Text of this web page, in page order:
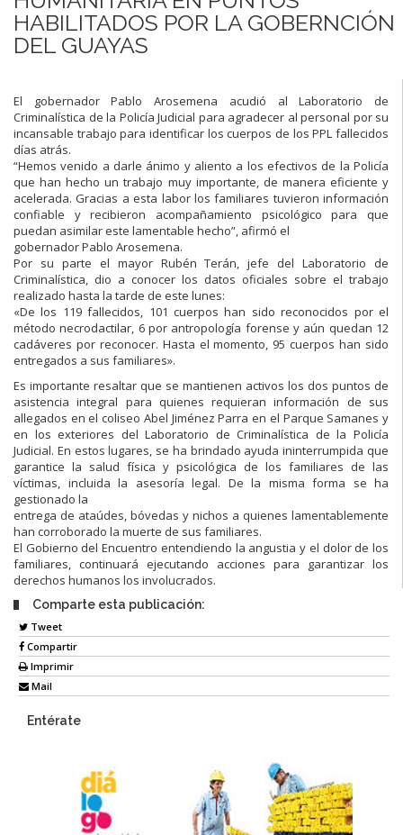
HABILITADOS POR LA GOBERNCIÓN
DEL GUAYAS
El gobernador Pablo Arosemena acudió al Laboratorio de
Criminalística de la Policía Judicial para agradecer al personal por su
incansable trabajo para identificar los cuerpos de los PPL fallecidos
días atrás.
“Hemos venido a darle ánimo y aliento a los efectivos de la Policía
que han hecho un trabajo muy importante, de manera eficiente y
acelerada. Gracias a esta labor los familiares tuvieron información
confiable y recibieron acompañamiento psicológico para que
puedan asimilar este lamentable hecho”, afirmó el
gobernador Pablo Arosemena.
Por su parte el mayor Rubén Terán, jefe del Laboratorio de
Criminalística, dio a conocer los datos oficiales sobre el trabajo
realizado hasta la tarde de este lunes:
«De los 119 fallecidos, 101 cuerpos han sido reconocidos por el
método necrodactilar, 6 por antropología forense y aún quedan 12
cadáveres por reconocer. Hasta el momento, 95 cuerpos han sido
entregados a sus familiares».
Es importante resaltar que se mantienen activos los dos puntos de
asistencia integral para quienes requieran información de sus
allegados en el coliseo Abel Jiménez Parra en el Parque Samanes y
en los exteriores del Laboratorio de Criminalística de la Policía
Judicial. En estos lugares, se ha brindado ayuda ininterrumpida que
garantice la salud física y psicológica de los familiares de las
víctimas, incluida la asesoría legal. De la misma forma se ha
gestionado la
entrega de ataúdes, bóvedas y nichos a quienes lamentablemente
han corroborado la muerte de sus familiares.
El Gobierno del Encuentro entendiendo la angustia y el dolor de los
familiares, continuará ejecutando acciones para garantizar los
derechos humanos los involucrados.
Comparte esta publicación:
Tweet
Compartir
Imprimir
Mail
Entérate